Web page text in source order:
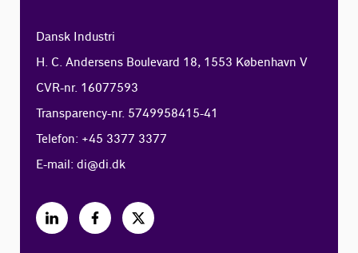
Dansk Industri
H. C. Andersens Boulevard 18, 1553 København V
CVR-nr. 16077593
Transparency-nr. 5749958415-41
Telefon: +45 3377 3377
E-mail:di@di.dk